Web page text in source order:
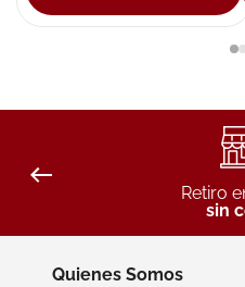
Retiro
sin
Quienes Somos